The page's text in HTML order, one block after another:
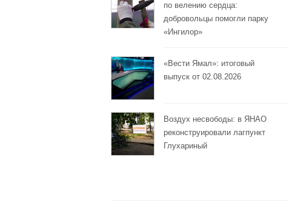
по велению сердца:
добровольцы помогли парку
«Ингилор»
«Вести Ямал»: итоговый
выпуск от 02.08.2026
Воздух несвободы: в ЯНАО
реконструировали лагпункт
Глухариный